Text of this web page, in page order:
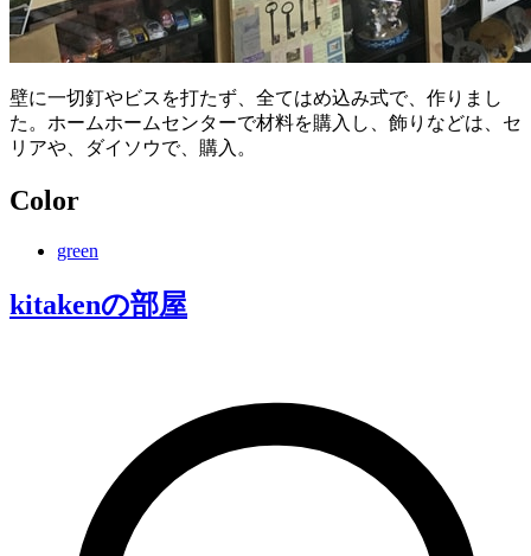
壁に一切釘やビスを打たず、全てはめ込み式で、作りまし
た。ホームホームセンターで材料を購入し、飾りなどは、セ
リアや、ダイソウで、購入。
Color
green
kitakenの部屋